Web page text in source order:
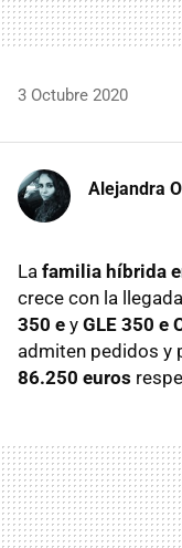
3 Octubre 2020
Alejandra
La familia híbrida
crece con la
350 e y GLE 350 e
admiten pedidos y
86.250 euros